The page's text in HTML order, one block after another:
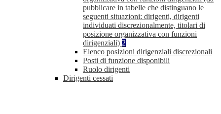
pubblicare in tabelle che distinguano le
seguenti situazioni: dirigenti, dirigenti
individuati discrezionalmente, titolari di
posizione organizzativa con funzioni
dirigenziali) 2
Elenco posizioni dirigenziali discrezionali
Posti di funzione disponibili
Ruolo dirigenti
Dirigenti cessati